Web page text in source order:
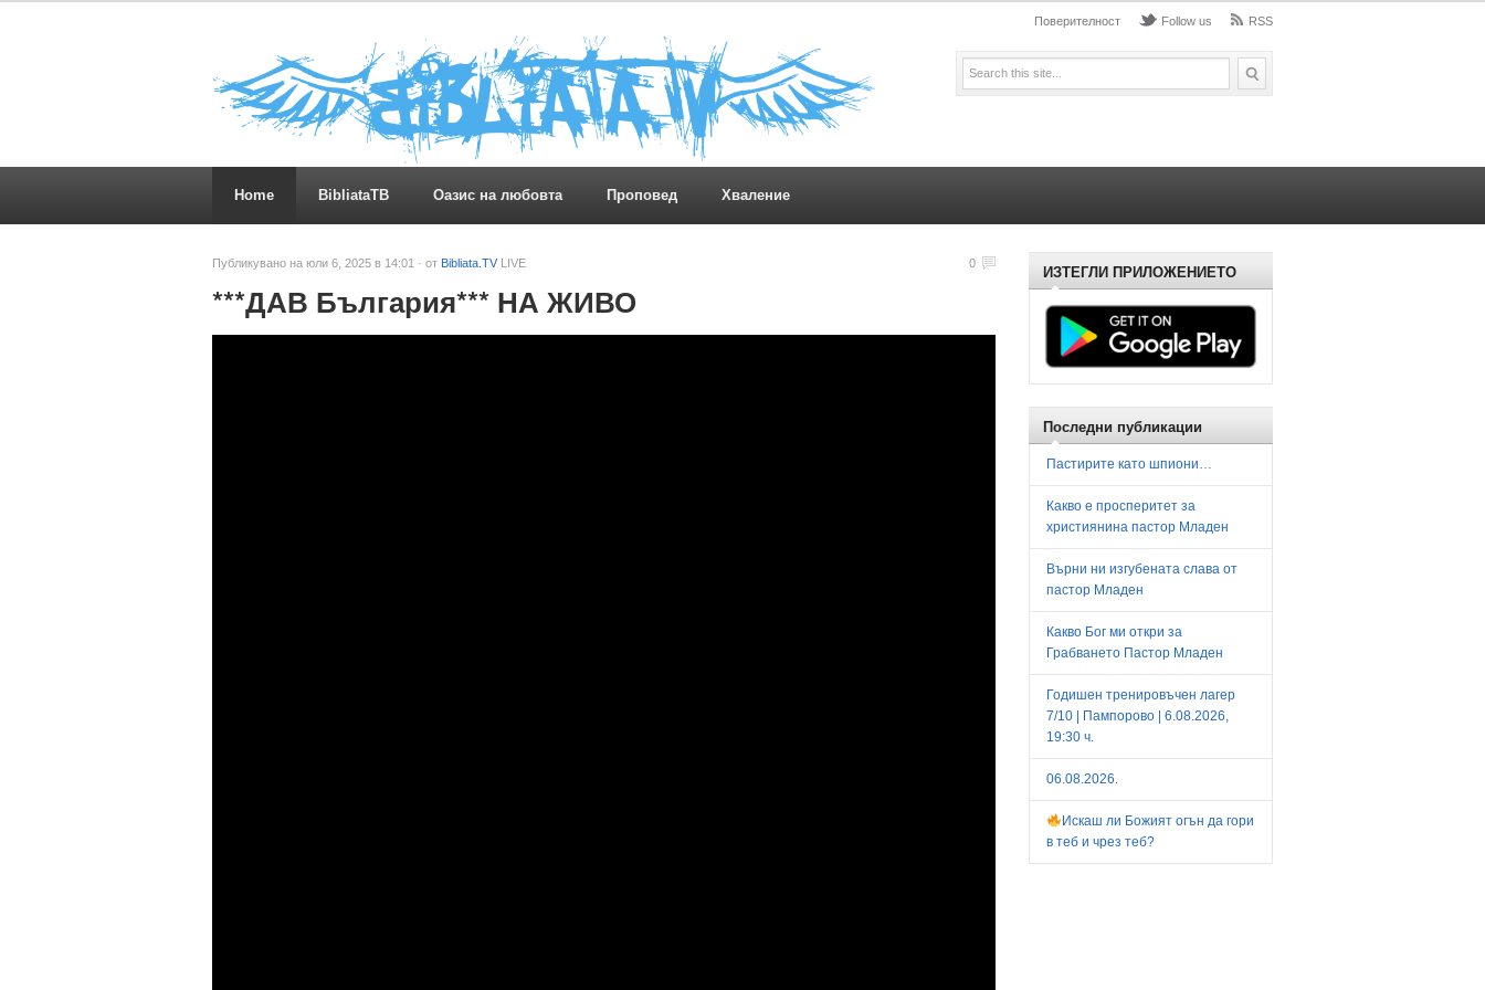
Поверителност Follow us RSS
Home BibliataTB Оазис на любовта Проповед Хваление
Публикувано на юли 6, 2025 в 14:01 · от Bibliata.TV LIVE 0
***ДАВ България*** НА ЖИВО
ИЗТЕГЛИ ПРИЛОЖЕНИЕТО
Последни публикации
Пастирите като шпиони…
Какво е просперитет за
християнина пастор Младен
Върни ни изгубената слава от
пастор Младен
Какво Бог ми откри за
Грабването Пастор Младен
Годишен тренировъчен лагер
7/10 | Пампорово | 6.08.2026,
19:30 ч.
06.08.2026.
Искаш ли Божият огън да гори
в теб и чрез теб?